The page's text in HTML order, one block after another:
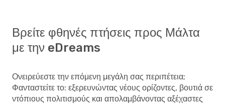
Βρείτε φθηνές πτήσεις προς Μάλτα
με την eDreams
Ονειρεύεστε την επόμενη μεγάλη σας περιπέτεια;
Φανταστείτε το: εξερευνώντας νέους ορίζοντες, βουτιά σε
ντόπιους πολιτισμούς και απολαμβάνοντας αξέχαστες